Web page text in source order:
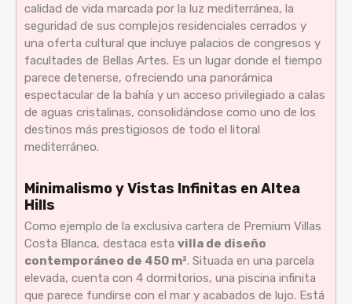
calidad de vida marcada por la luz mediterránea, la
seguridad de sus complejos residenciales cerrados y
una oferta cultural que incluye palacios de congresos y
facultades de Bellas Artes. Es un lugar donde el tiempo
parece detenerse, ofreciendo una panorámica
espectacular de la bahía y un acceso privilegiado a calas
de aguas cristalinas, consolidándose como uno de los
destinos más prestigiosos de todo el litoral
mediterráneo.
Minimalismo y Vistas Infinitas en Altea
Hills
Como ejemplo de la exclusiva cartera de Premium Villas
Costa Blanca, destaca esta villa de diseño
contemporáneo de 450 m². Situada en una parcela
elevada, cuenta con 4 dormitorios, una piscina infinita
que parece fundirse con el mar y acabados de lujo. Está